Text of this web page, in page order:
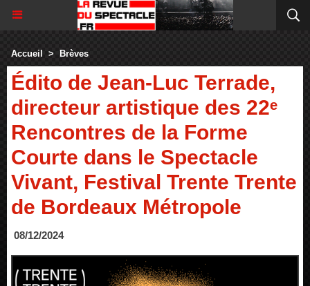
Accueil > Brèves
Édito de Jean-Luc Terrade,
directeur artistique des 22ᵉ
Rencontres de la Forme
Courte dans le Spectacle
Vivant, Festival Trente Trente
de Bordeaux Métropole
08/12/2024